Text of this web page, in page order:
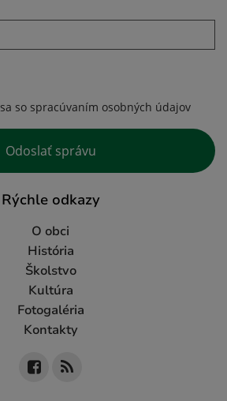
so spracúvaním osobných údajov
Odoslať správu
Rýchle odkazy
O obci
História
Školstvo
Kultúra
Fotogaléria
Kontakty